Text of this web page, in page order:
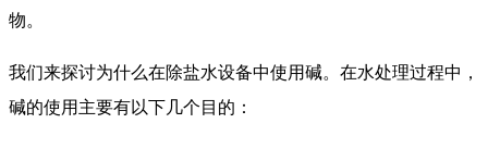
物。
我们来探讨为什么在除盐水设备中使用碱。在水处理过程中，
碱的使用主要有以下几个目的：